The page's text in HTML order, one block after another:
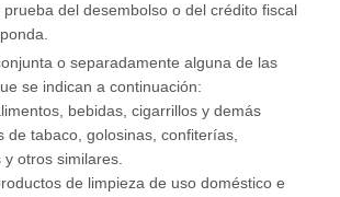
del desembolso o del crédito fiscal
o separadamente alguna de las
se indican a continuación:
bebidas, cigarrillos y demás
de tabaco, golosinas, confiterías,
otros similares.
de limpieza de uso doméstico e